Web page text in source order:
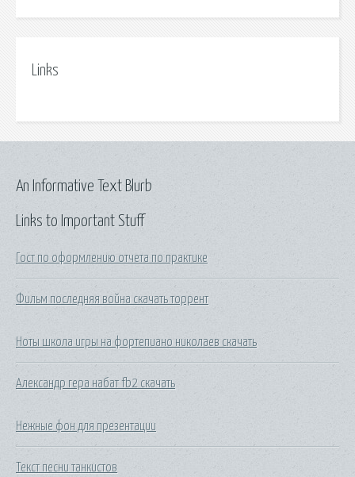
Links
Links to Important Stuff
Гост по оформлению отчета по практике
Фильм последняя война скачать торрент
Ноты школа игры на фортепиано николаев скачать
Александр гера набат fb2 скачать
Нежные фон для презентации
Текст песни танкистов
An Informative Text Blurb